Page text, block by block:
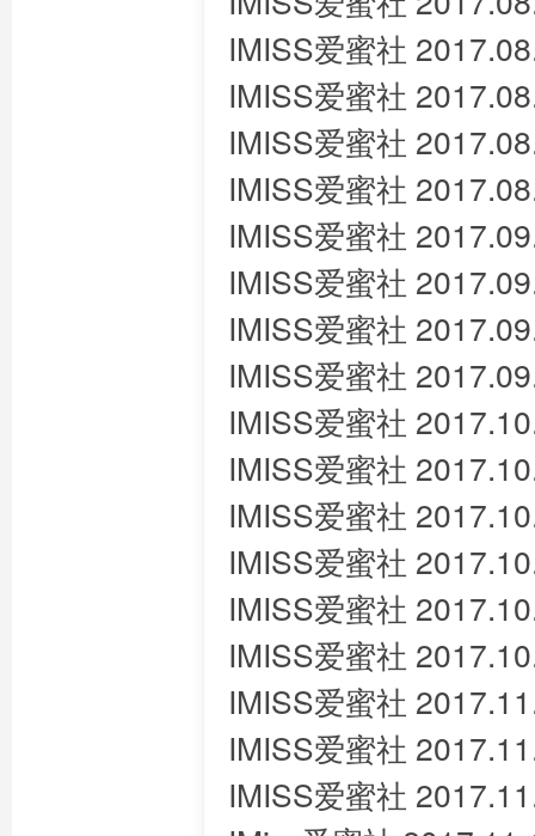
IMISS爱蜜社
IMISS爱蜜社
IMISS爱蜜社
IMISS爱蜜社
IMISS爱蜜社
IMISS爱蜜社
IMISS爱蜜社
IMISS爱蜜社
IMISS爱蜜社
IMISS爱蜜社
IMISS爱蜜社
IMISS爱蜜社
IMISS爱蜜社
IMISS爱蜜社
IMISS爱蜜社
IMISS爱蜜社
IMISS爱蜜社